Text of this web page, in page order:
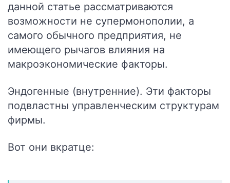
данной статье рассматриваются
возможности не супермонополии, а
самого обычного предприятия, не
имеющего рычагов влияния на
макроэкономические факторы.
Эндогенные (внутренние). Эти факторы
подвластны управленческим структурам
фирмы.
Вот они вкратце: